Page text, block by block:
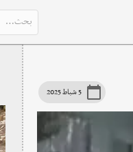
5 شباط 2025